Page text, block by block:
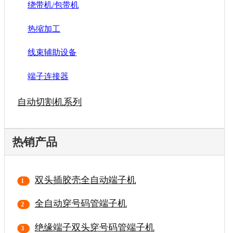
绕带机/包带机
热缩加工
线束辅助设备
端子连接器
自动切割机系列
热销产品
双头插胶壳全自动端子机
全自动穿号码管端子机
绝缘端子双头穿号码管端子机